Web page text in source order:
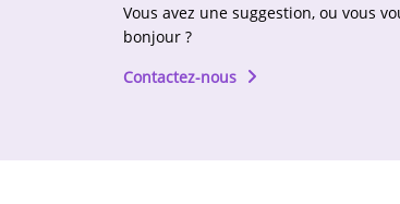
Vous avez une suggestion, ou vous
bonjour ?
Contactez-nous